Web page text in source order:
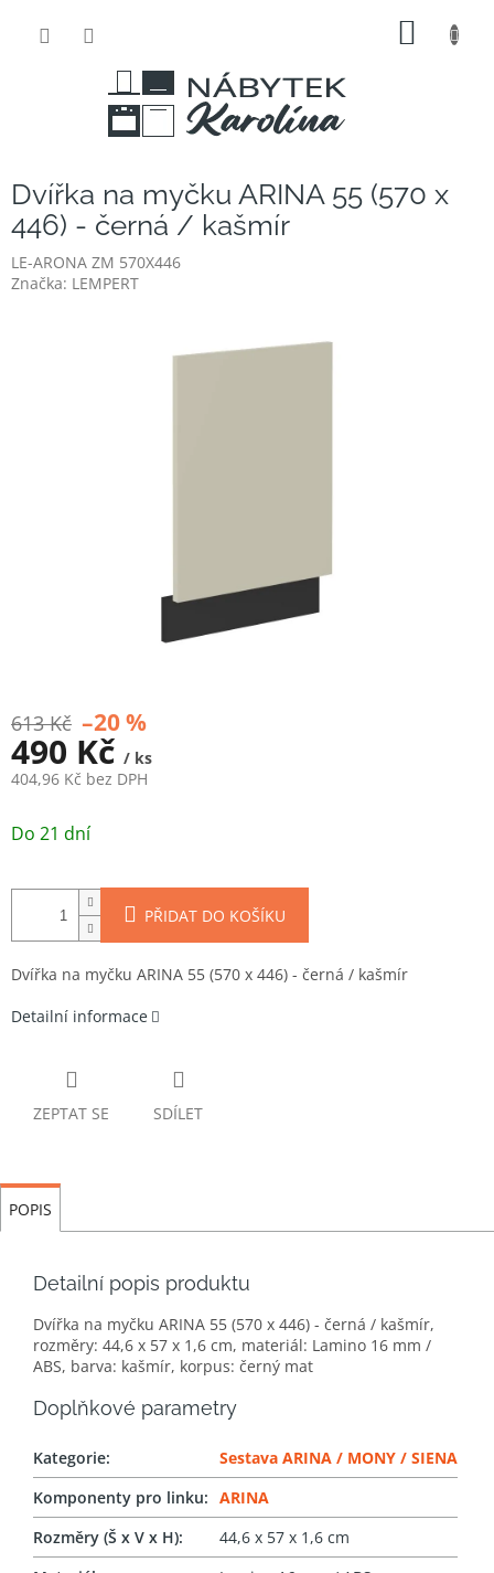
Dvířka na myčku ARINA 55 (570 x
446) - černá / kašmír
LE-ARONA ZM 570X446
Značka: LEMPERT
613 Kč –20 %
490 Kč / ks
404,96 Kč bez DPH
cena:
Do 21 dní
PŘIDAT DO KOŠÍKU
Dvířka na myčku ARINA 55 (570 x 446) - černá / kašmír
Detailní informace
ZEPTAT SE SDÍLET
POPIS
Detailní popis produktu
Dvířka na myčku ARINA 55 (570 x 446) - černá / kašmír,
rozměry: 44,6 x 57 x 1,6 cm, materiál: Lamino 16 mm /
ABS, barva: kašmír, korpus: černý mat
Doplňkové parametry
Kategorie:
Sestava ARINA / MONY / SIENA
Komponenty pro linku: ARINA
Rozměry (Š x V x H):
44,6 x 57 x 1,6 cm